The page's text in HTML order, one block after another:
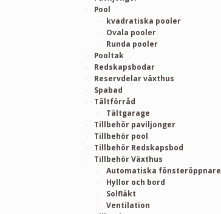
Pool
kvadratiska pooler
Ovala pooler
Runda pooler
Pooltak
Redskapsbodar
Reservdelar växthus
Spabad
Tältförråd
Tältgarage
Tillbehör paviljonger
Tillbehör pool
Tillbehör Redskapsbod
Tillbehör Växthus
Automatiska fönsteröppnare
Hyllor och bord
Solfläkt
Ventilation